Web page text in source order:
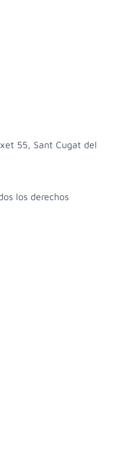
55, Sant Cugat del
los derechos